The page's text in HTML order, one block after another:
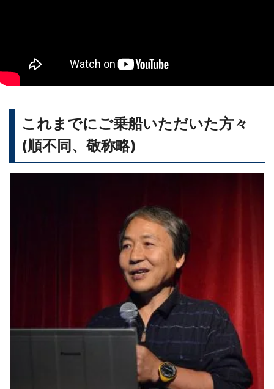
これまでにご乗船いただいた方々
(順不同、敬称略)